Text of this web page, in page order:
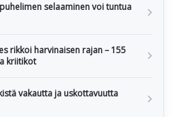
selaaminen voi tuntua
rikkoi harvinaisen rajan – 155
kriitikot
vakautta ja uskottavuutta